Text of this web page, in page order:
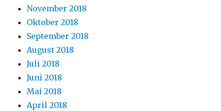
November 2018
Oktober 2018
September 2018
August 2018
Juli 2018
Juni 2018
Mai 2018
April 2018